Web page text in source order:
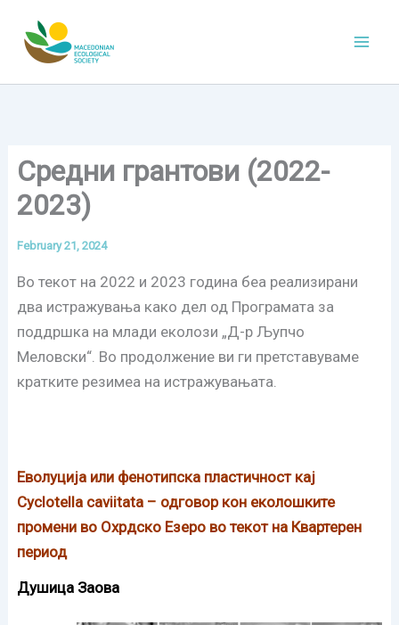
content
Средни грантови (2022-
2023)
February 21, 2024
Во текот на 2022 и 2023 година беа реализирани
два истражувања како дел од Програмата за
поддршка на млади еколози „Д-р Љупчо
Меловски“. Во продолжение ви ги претставуваме
кратките резимеа на истражувањата.
Еволуција или фенотипска пластичност кај
Cyclotella caviitata – одговор кон еколошките
промени во Охрдско Езеро во текот на Квартерен
период
Душица Заова